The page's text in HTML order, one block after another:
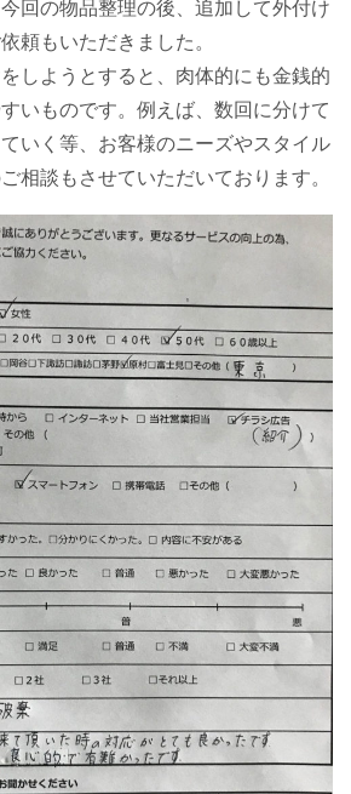
回の物品整理の後、追加して外付け
頼もいただきました。
しようとすると、肉体的にも金銭的
いものです。例えば、数回に分けて
いく等、お客様のニーズやスタイル
相談もさせていただいております。